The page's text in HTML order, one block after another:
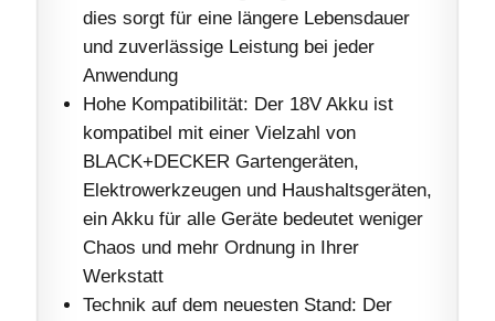
dies sorgt für eine längere Lebensdauer
und zuverlässige Leistung bei jeder
Anwendung
Hohe Kompatibilität: Der 18V Akku ist
kompatibel mit einer Vielzahl von
BLACK+DECKER Gartengeräten,
Elektrowerkzeugen und Haushaltsgeräten,
ein Akku für alle Geräte bedeutet weniger
Chaos und mehr Ordnung in Ihrer
Werkstatt
Technik auf dem neuesten Stand: Der